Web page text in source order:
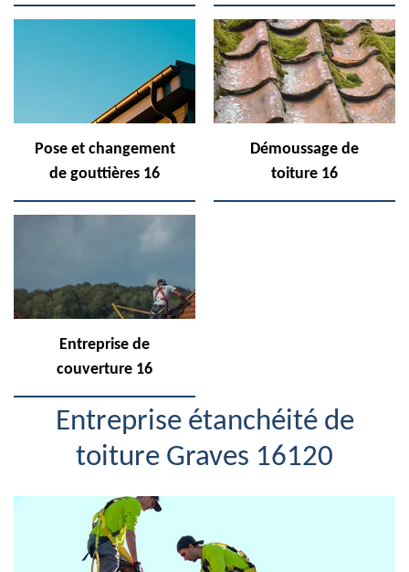
Pose et changement
de gouttières 16
Démoussage de
toiture 16
Entreprise de
couverture 16
Entreprise étanchéité de
toiture Graves 16120